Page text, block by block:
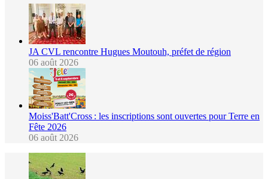
JA CVL rencontre Hugues Moutouh, préfet de région
06 août 2026
Moiss'Batt'Cross : les inscriptions sont ouvertes pour Terre en
Fête 2026
06 août 2026